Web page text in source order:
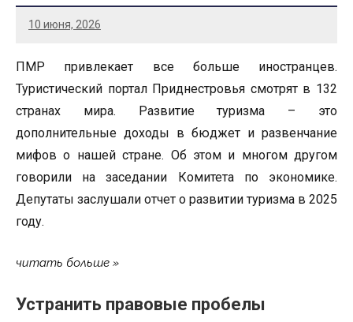
10 июня, 2026
ПМР привлекает все больше иностранцев.
Туристический портал Приднестровья смотрят в 132
странах мира. Развитие туризма – это
дополнительные доходы в бюджет и развенчание
мифов о нашей стране. Об этом и многом другом
говорили на заседании Комитета по экономике.
Депутаты заслушали отчет о развитии туризма в 2025
году.
читать больше
Устранить правовые пробелы